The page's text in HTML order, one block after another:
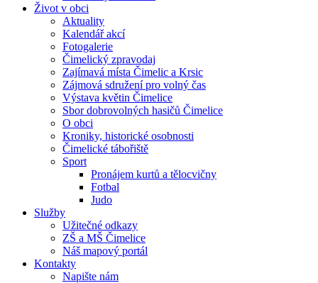
Život v obci
Aktuality
Kalendář akcí
Fotogalerie
Čimelický zpravodaj
Zajímavá místa Čimelic a Krsic
Zájmová sdružení pro volný čas
Výstava květin Čimelice
Sbor dobrovolných hasičů Čimelice
O obci
Kroniky, historické osobnosti
Čimelické tábořiště
Sport
Pronájem kurtů a tělocvičny
Fotbal
Judo
Služby
Užitečné odkazy
ZŠ a MŠ Čimelice
Náš mapový portál
Kontakty
Napište nám